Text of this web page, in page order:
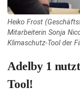
Heiko Frost
Mitarbeiterin Sonja
Klimaschutz-Tool der
Adelby 1
Tool!